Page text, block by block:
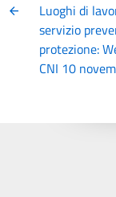
Luoghi di
servizio
protezione:
CNI 10